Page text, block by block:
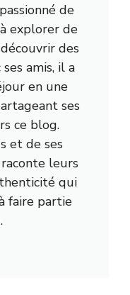
de
explorer de
des
amis, il a
en une
ses
ce blog.
et de ses
leurs
qui
faire partie